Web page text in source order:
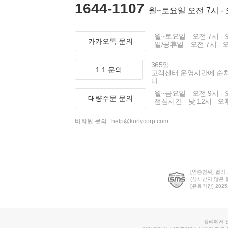
1644-1107 월~토요일 오전 7시 -
카카오톡 문의
월~토요일
오전 7시 -
일/공휴일
오전 7시 -
1:1 문의
365일
고객센터 운영시간에 순
다.
대량주문 문의
월~금요일
오전 9시 -
점심시간
낮 12시 - 오
비회원 문의 : help@kurlycorp.com
[인증범위] 컬리
(심사받지 않은
[유효기간]
컬리에서